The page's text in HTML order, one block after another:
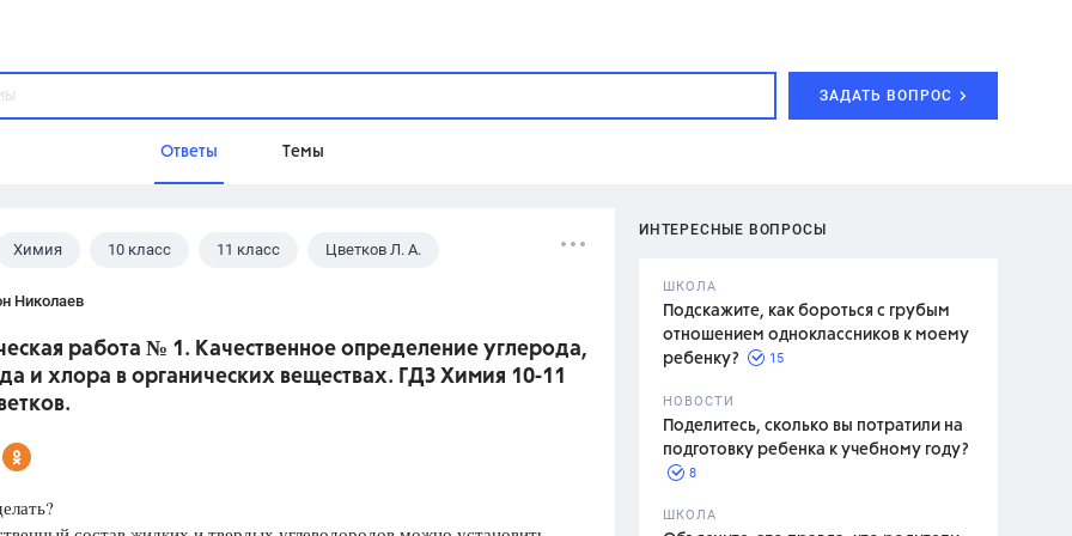
ЗАДАТЬ ВОПРОС
Ответы Темы
Домашнее задание
ИНТЕРЕСНЫЕ ВОПРОСЫ
ШКОЛА
Подскажите, как бороться с грубым
отношением одноклассников к моему
ребенку?
15
НОВОСТИ
Поделитесь, сколько вы потратили на
подготовку ребенка к учебному году?
8
ШКОЛА
Химия 10 класс 11 класс Цветков Л. А.
Николаев
работа № 1. Качественное определение углерода,
и хлора в органических веществах. ГДЗ Химия 10-11